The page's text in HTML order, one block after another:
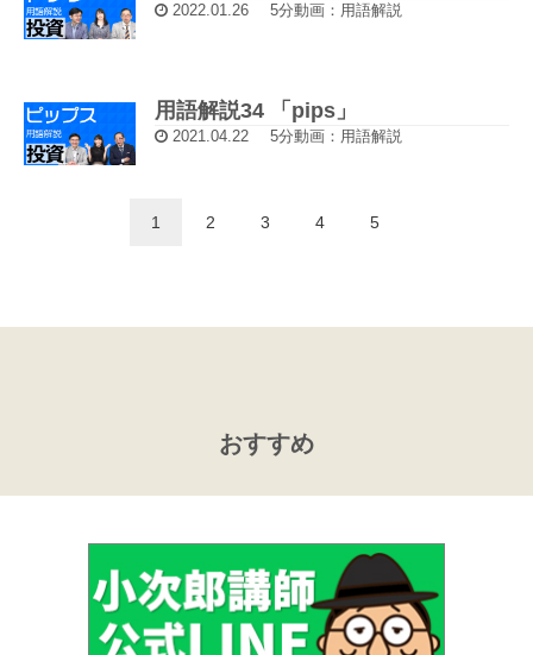
2022.01.26 5分動画：用語解説
用語解説34 「pips」
2021.04.22 5分動画：用語解説
1 2 3 4 5
おすすめ